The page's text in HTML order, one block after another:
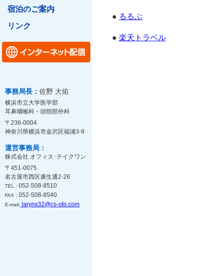
宿泊のご案内
リンク
事務局長： 佐野 大佑
横浜市立大学医学部
耳鼻咽喉科・頭頸部外科
〒236-0004
神奈川県横浜市金沢区福浦3-9
運営事務局：
株式会社 オフィス･テイクワン
〒451-0075
名古屋市西区康生通2-26
TEL : 052-508-8510
FAX : 052-508-8540
E-mail: larynx32@cs-oto.com
● るるぶ
● 楽天トラベル